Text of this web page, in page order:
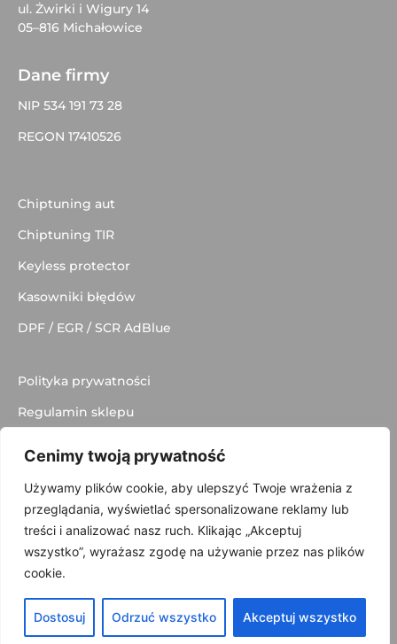
Cenimy twoją prywatność
Używamy plików cookie, aby ulepszyć Twoje wrażenia z
przeglądania, wyświetlać spersonalizowane reklamy lub
treści i analizować nasz ruch. Klikając „Akceptuj
wszystko”, wyrażasz zgodę na używanie przez nas plików
cookie.
Dostosuj Odrzuć wszystko Akceptuj wszystko
ul. Żwirki i Wigury 14
05–816 Michałowice
Dane firmy
NIP 534 191 73 28
REGON 17410526
Chiptuning aut
Chiptuning TIR
Keyless protector
Kasowniki błędów
DPF / EGR / SCR AdBlue
Polityka prywatności
Regulamin sklepu
© 2025 made with